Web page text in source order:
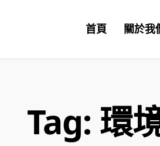
首頁 關於我
Tag: 環